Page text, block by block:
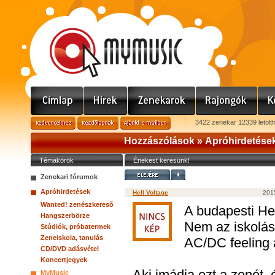
3422 zenekar 12339
Hozzászólások »
Témakörök
Zenekari fórumok
Apróhirdetések
Wanted! zenészkeresõ
Hangszerbörze
Stúdiók, próbatermek
Zeneiskola, tanulás
CD/DVD adásvétel
Koncertjegyek
MyMusic
Énekest keresünk!
Hell Voltage
A budapesti
Nem az
AC/DC feeling